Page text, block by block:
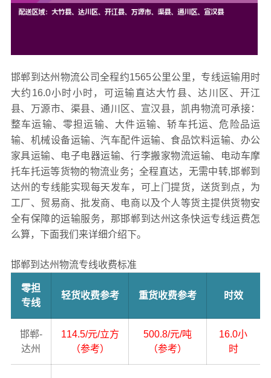
邯郸到达州物流公司全程约1565公里公里，专线运输用时
大约16.0小时小时，可运输直达大竹县、达川区、开江
县、万源市、渠县、通川区、宣汉县，凯冉物流可承接：
整车运输、零担运输、大件运输、轿车托运、危险品运
输、机械设备运输、汽车配件运输、食品饮料运输、办公
家具运输、电子电器运输、行李搬家物流运输、电动车摩
托车托运等货物的物流业务；全程直达，无需中转,邯郸到
达州的专线能实现每天发车，可上门提货，送货到点，为
工厂、贸易商、批发商、电商以及个人等货主提供货物安
全有保障的运输服务，那邯郸到达州这条快运专线运费怎
么算，下面我们来详细介绍下。
邯郸到达州物流专线收费标准
零担
专线
轻货收费参考 重货收费参考 时效
邯郸-
达州
114.5/元/立方
（参考）
500.8/元/吨
（参考）
16.0小
时